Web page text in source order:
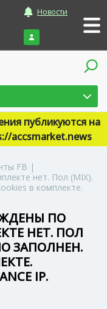
Новости
Войти
публикуются на
accsmarket.news
FB |
нет. Пол (MIX).
в комплекте.
ПО
НЕТ. ПОЛ
ЗАПОЛНЕН.
IP.